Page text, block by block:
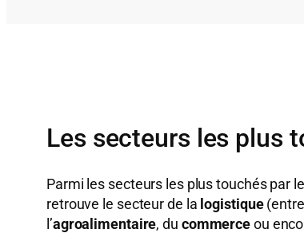
Les secteurs les plus
Parmi les secteurs les plus touchés par
retrouve le secteur de la logistique
l’agroalimentaire, du commerceou